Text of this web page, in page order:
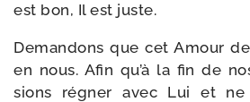
est bon, Il est juste.
Demandons que cet Amour
en nous. Afin qu’à la fin de
sions régner avec Lui et